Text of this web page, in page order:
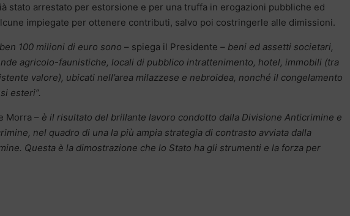
stato arrestato per estorsione e per una truffa in erogazioni pubbliche ed
impiegate per ottenere contributi, salvo poi costringerle alle dimissioni.
100 milioni di euro sono – spiega il Presidente – beni ed assetti societari,
agricolo-faunistiche, locali di pubblico intrattenimento, hotel, immobili (tra
valore), ubicati nell’area milazzese e nebroidea, nonché il congelamento
esteri”.
Morra – è il risultato del brillante lavoro condotto dalla Divisione Anticrimine e
nel quadro di una la più ampia strategia di contrasto avviata dalla
Questa è la dimostrazione che lo Stato ha gli strumenti e la forza per